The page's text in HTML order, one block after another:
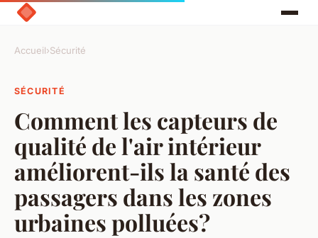
Accueil›Sécurité
SÉCURITÉ
Comment les capteurs de
qualité de l'air intérieur
améliorent-ils la santé des
passagers dans les zones
urbaines polluées?